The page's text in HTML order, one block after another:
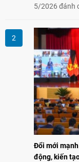
5/2026 đánh
tại Việt Nam.
Đổi mới
động, kiến